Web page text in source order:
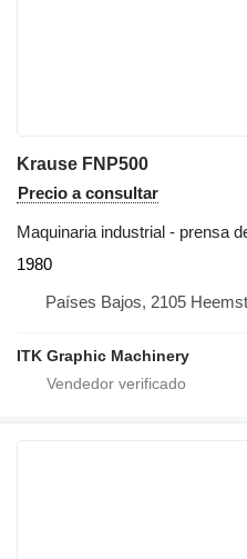
Krause FNP500
Precio a consultar
Maquinaria industrial - prensa
1980
Países Bajos, 2105
ITK Graphic Machinery